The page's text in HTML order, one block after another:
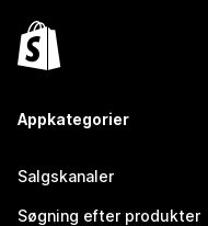
Appkategorier
Salgskanaler
Søgning efter produkter